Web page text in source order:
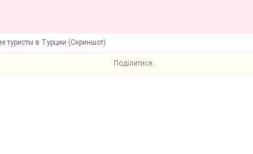
туристы в Турции (Скриншот)
Поділитися: